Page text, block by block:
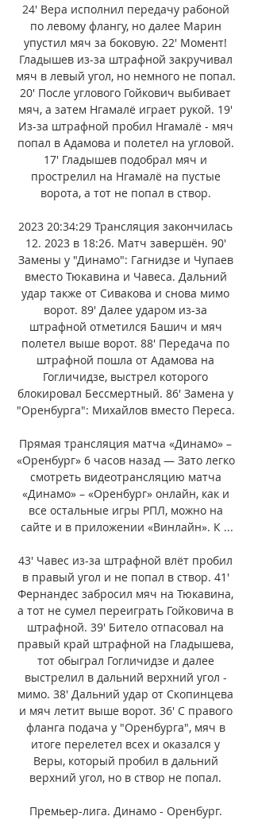
24' Вера исполнил передачу рабоной
по левому флангу, но далее Марин
упустил мяч за боковую. 22' Момент!
Гладышев из-за штрафной закручивал
мяч в левый угол, но немного не попал.
20' После углового Гойкович выбивает
мяч, а затем Нгамалё играет рукой. 19'
Из-за штрафной пробил Нгамалё - мяч
попал в Адамова и полетел на угловой.
17' Гладышев подобрал мяч и
прострелил на Нгамалё на пустые
ворота, а тот не попал в створ.
2023 20:34:29 Трансляция закончилась
12. 2023 в 18:26. Матч завершён. 90'
Замены у "Динамо": Гагнидзе и Чупаев
вместо Тюкавина и Чавеса. Дальний
удар также от Сивакова и снова мимо
ворот. 89' Далее ударом из-за
штрафной отметился Башич и мяч
полетел выше ворот. 88' Передача по
штрафной пошла от Адамова на
Гогличидзе, выстрел которого
блокировал Бессмертный. 86' Замена у
"Оренбурга": Михайлов вместо Переса.
Прямая трансляция матча «Динамо» –
«Оренбург» 6 часов назад — Зато легко
смотреть видеотрансляцию матча
«Динамо» – «Оренбург» онлайн, как и
все остальные игры РПЛ, можно на
сайте и в приложении «Винлайн». К ...
43' Чавес из-за штрафной влёт пробил
в правый угол и не попал в створ. 41'
Фернандес забросил мяч на Тюкавина,
а тот не сумел переиграть Гойковича в
штрафной. 39' Битело отпасовал на
правый край штрафной на Гладышева,
тот обыграл Гогличидзе и далее
выстрелил в дальний верхний угол -
мимо. 38' Дальний удар от Скопинцева
и мяч летит выше ворот. 36' С правого
фланга подача у "Оренбурга", мяч в
итоге перелетел всех и оказался у
Веры, который пробил в дальний
верхний угол, но в створ не попал.
Премьер-лига. Динамо - Оренбург.